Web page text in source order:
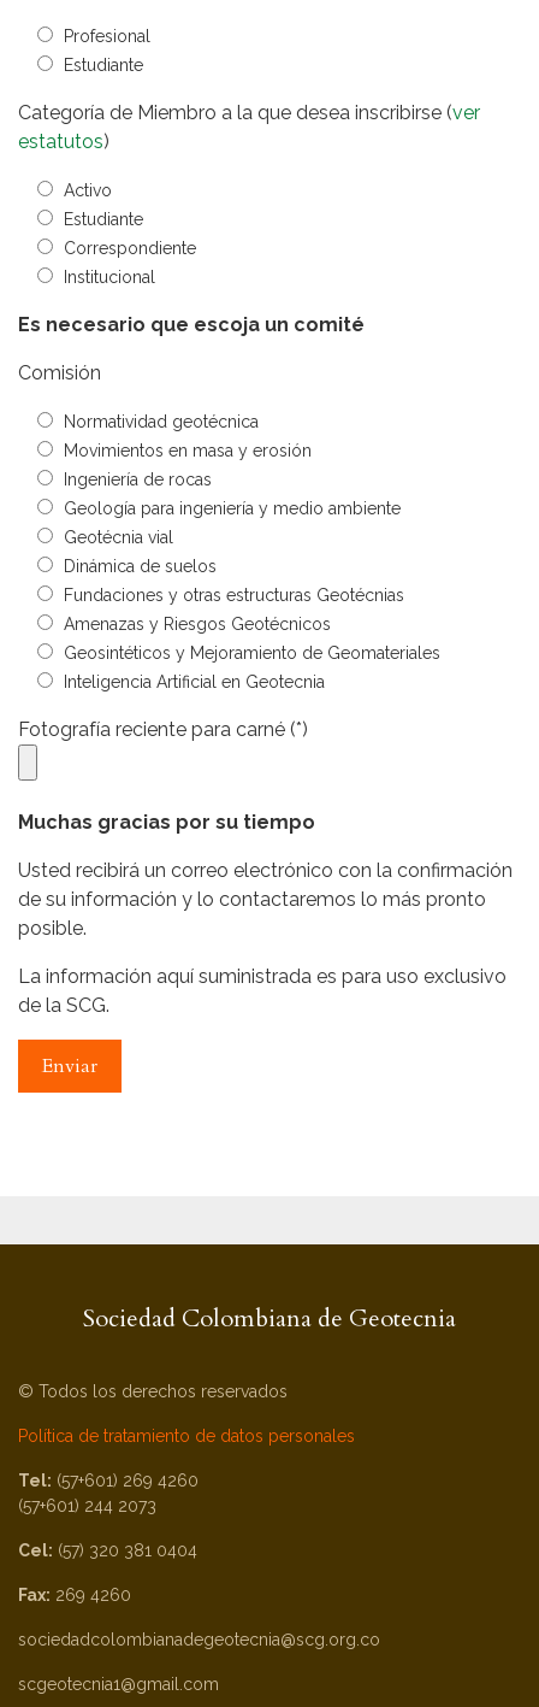
Profesional
Estudiante
Categoría de Miembro a la que desea inscribirse (ver
estatutos)
Activo
Estudiante
Correspondiente
Institucional
Es necesario que escoja un comité
Comisión
Normatividad geotécnica
Movimientos en masa y erosión
Ingeniería de rocas
Geología para ingeniería y medio ambiente
Geotécnia vial
Dinámica de suelos
Fundaciones y otras estructuras Geotécnias
Amenazas y Riesgos Geotécnicos
Geosintéticos y Mejoramiento de Geomateriales
Inteligencia Artificial en Geotecnia
Fotografía reciente para carné (*)
Muchas gracias por su tiempo
Usted recibirá un correo electrónico con la confirmación
de su información y lo contactaremos lo más pronto
posible.
La información aquí suministrada es para uso exclusivo
de la SCG.
Sociedad Colombiana de Geotecnia
© Todos los derechos reservados
Política de tratamiento de datos personales
Tel: (57+601) 269 4260
(57+601) 244 2073
Cel: (57) 320 381 0404
Fax: 269 4260
sociedadcolombianadegeotecnia@scg.org.co
scgeotecnia1@gmail.com